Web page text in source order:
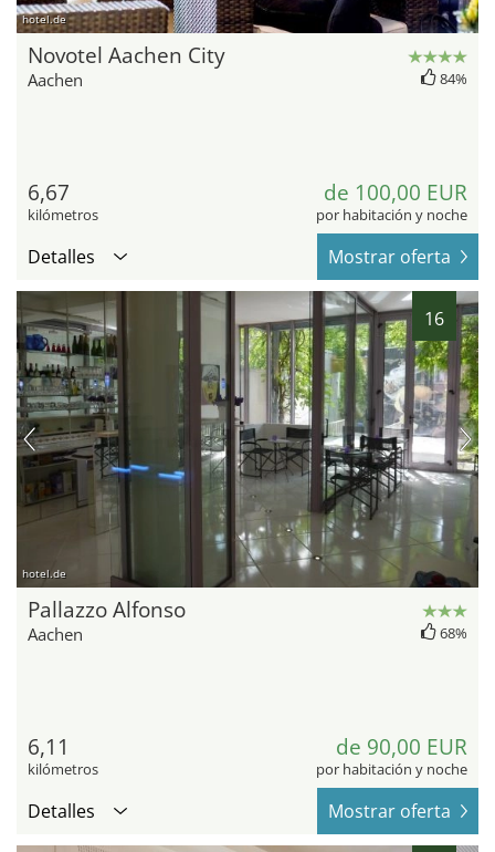
hotel.de
Novotel Aachen City
Aachen 84%
6,67
kilómetros
de 100,00 EUR
por habitación y noche
Detalles Mostrar oferta
16
hotel.de
Pallazzo Alfonso
Aachen 68%
6,11
kilómetros
de 90,00 EUR
por habitación y noche
Detalles Mostrar oferta